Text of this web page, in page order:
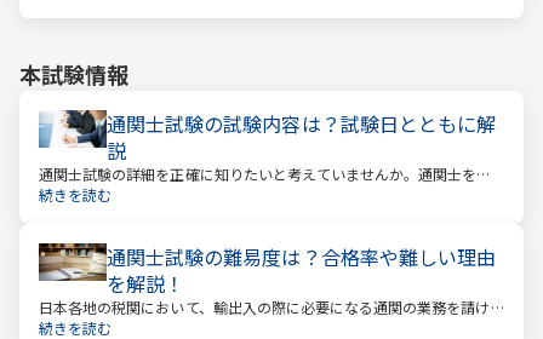
本試験情報
通関士試験の試験内容は？試験日とともに解
説
通関士試験の詳細を正確に知りたいと考えていませんか。通関士を目
指す場合は、まず試験内容や日程を知る必要があります。
続きを読む
通関士試験の難易度は？合格率や難しい理由
を解説！
日本各地の税関において、輸出入の際に必要になる通関の業務を請け
負っているのが通関士です。日本は貿易で成り立つ国ですので、今後
続きを読む